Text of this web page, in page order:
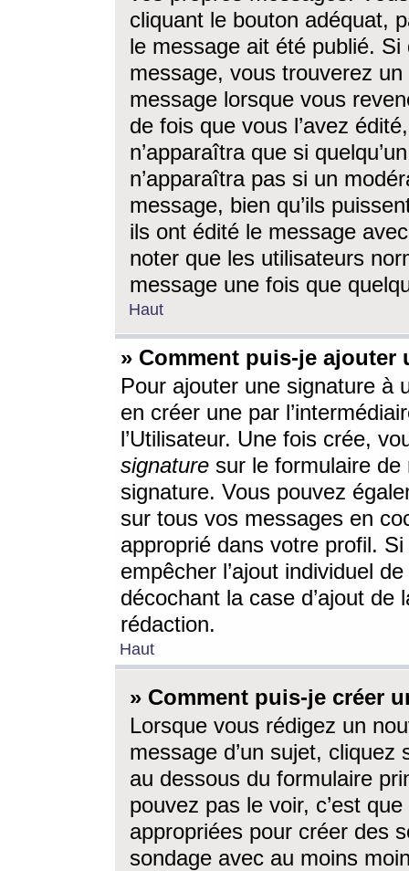
cliquant le bouton adéquat,
le message ait été publié. Si
message, vous trouverez
message lorsque vous
de fois que vous l’avez
n’apparaîtra que si
n’apparaîtra pas si un
message, bien qu’ils
ils ont édité le message
noter que les utilisateurs
message une fois que
Haut
» Comment puis-je ajouter
Pour ajouter une signature à
en créer une par
l’Utilisateur. Une fois crée,
signature sur le formulaire de
signature. Vous pouvez
sur tous vos messages en
approprié dans votre profil.
empêcher l’ajout individuel
décochant la case d’ajout
rédaction.
Haut
» Comment puis-je créer
Lorsque vous rédigez un
message d’un sujet, cliquez
au dessous du formulaire
pouvez pas le voir, c’est
appropriées pour créer des
sondage avec au moins